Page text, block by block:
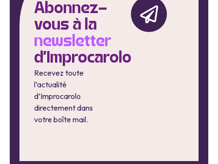
Abonnez-
vous à la
newsletter
d'Improcarolo
Recevez toute
l’actualité
d’Improcarolo
directement dans
votre boîte mail.